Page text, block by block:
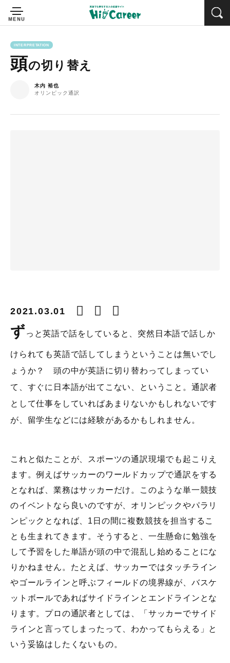
INTERPRETATION
頭の切り替え
木内 裕也
オリンピック通訳
2021.03.01
ず っと英語で話をしていると、突然日本語で話しか
けられても英語で話してしまうということは無いでし
ょうか？ 頭の中が英語に切り替わってしまってい
て、すぐに日本語が出てこない、ということ。通訳者
として仕事をしていればあまりないかもしれないです
が、留学生などには経験があるかもしれません。
これと似たことが、スポーツの通訳現場でも起こりえ
ます。例えばサッカーのワールドカップで通訳をする
となれば、業務はサッカーだけ。このような単一競技
のイベントなら良いのですが、オリンピックやパラリ
ンピックとなれば、1日の間に複数競技を担当するこ
とも生まれてきます。そうすると、一生懸命に勉強を
して予習をした単語が頭の中で混乱し始めることにな
りかねません。たとえば、サッカーではタッチライン
やゴールラインと呼ぶフィールドの境界線が、バスケ
ットボールであればサイドラインとエンドラインとな
ります。プロの通訳者としては、「サッカーでサイド
ラインと言ってしまったって、わかってもらえる」と
いう妥協はしたくないもの。